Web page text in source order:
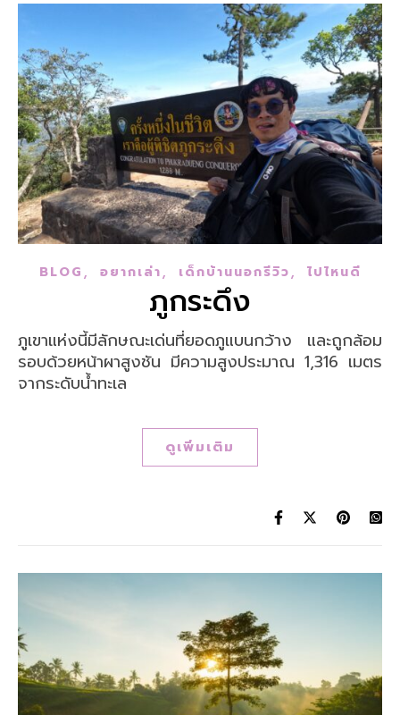
BLOG, อยากเล่า, เด็กบ้านนอกรีวิว, ไปไหนดี
ภูกระดึง
ภูเขาแห่งนี้มีลักษณะเด่นที่ยอดภูแบนกว้าง และถูกล้อม
รอบด้วยหน้าผาสูงชัน มีความสูงประมาณ 1,316 เมตร
จากระดับน้ำทะเล
ดูเพิ่มเติม